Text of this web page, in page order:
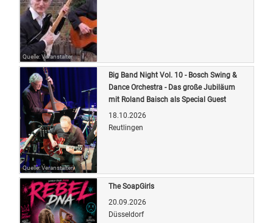
Quelle: Veranstalter
Quelle: Veranstalter
Big Band Night Vol. 10 - Bosch Swing &
Dance Orchestra - Das große Jubiläum
mit Roland Baisch als Special Guest
18.10.2026
Reutlingen
The SoapGirls
20.09.2026
Düsseldorf